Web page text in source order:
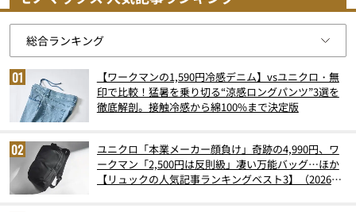
【ワークマンの1,590円冷感デニム】vsユニクロ・無
印で比較！猛暑を乗り切る“涼感ロングパンツ”3選を
徹底解剖。接触冷感から綿100%まで決定版
ユニクロ「本業メーカー顔負け」奇跡の4,990円、ワ
ークマン「2,500円は反則級」凄い万能バッグ…ほか
【リュックの人気記事ランキングベスト3】（2026年